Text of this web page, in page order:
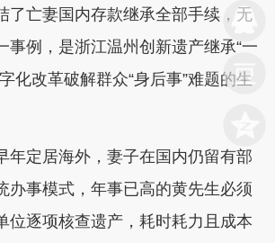
了亡妻国内存款继承全部手续，无
事例，是浙江温州创新遗产继承“一
化改革破解群众“身后事”难题的生
定居海外，妻子在国内仍留有部
办事模式，年事已高的黄先生必须
位逐项核查遗产，耗时耗力且成本